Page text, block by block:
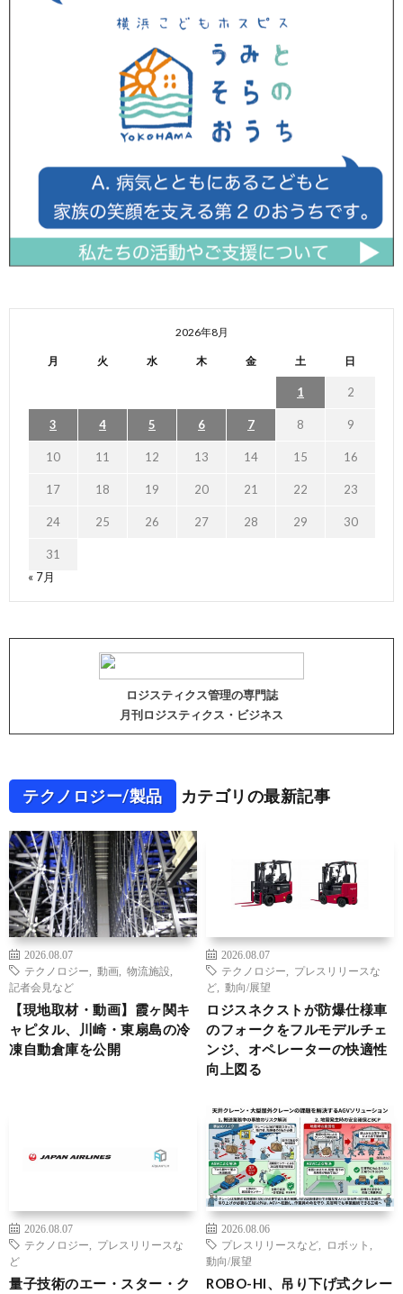
2026年8月
月 火 水 木 金 土 日
1 2
3 4 5 6 7 8 9
10 11 12 13 14 15 16
17 18 19 20 21 22 23
24 25 26 27 28 29 30
31
« 7月
ロジスティクス管理の専門誌
月刊ロジスティクス・ビジネス
テクノロジー/製品 カテゴリの最新記事
2026.08.07
テクノロジー
動画 物流施設
記者会見など
【現地取材・動画】霞ヶ関キ
ャピタル、川崎・東扇島の冷
凍自動倉庫を公開
2026.08.07
テクノロジー
プレスリリースな
ど
動向/展望
ロジスネクストが防爆仕様車
のフォークをフルモデルチェ
ンジ、オペレーターの快適性
向上図る
2026.08.07
テクノロジー
プレスリリースな
ど
量子技術のエー・スター・ク
2026.08.06
プレスリリースなど
ロボット
動向/展望
ROBO-HI、吊り下げ式クレー